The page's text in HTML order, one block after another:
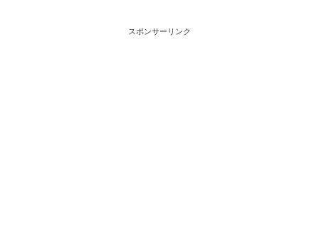
スポンサーリンク